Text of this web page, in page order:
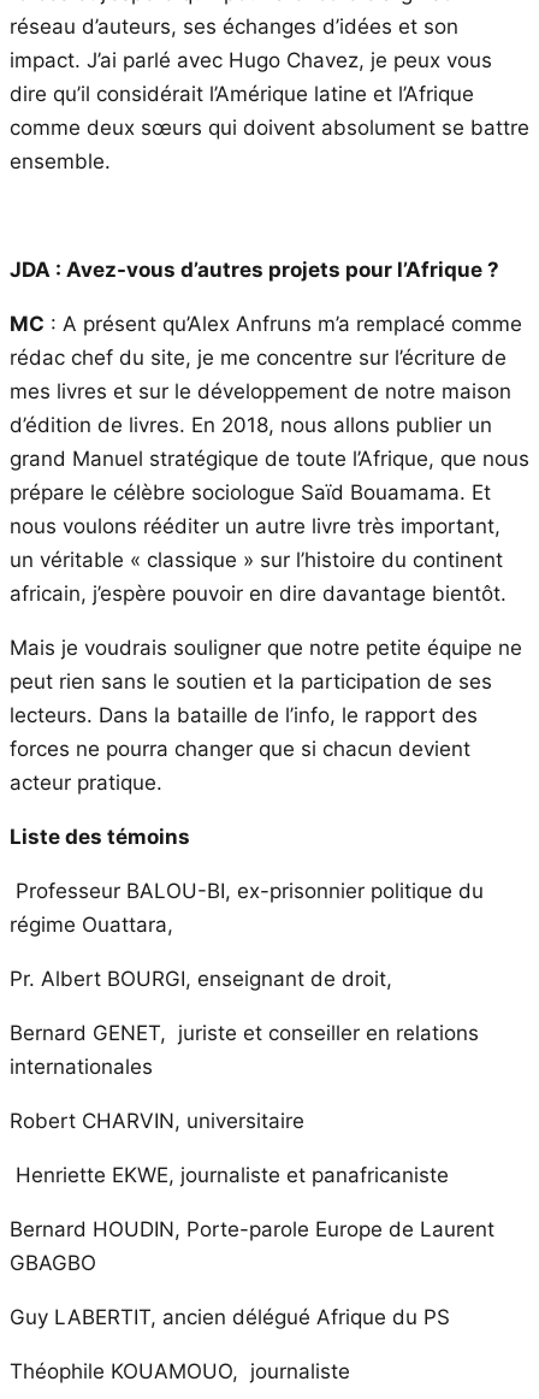
réseau d’auteurs, ses échanges d’idées et son
impact. J’ai parlé avec Hugo Chavez, je peux vous
dire qu’il considérait l’Amérique latine et l’Afrique
comme deux sœurs qui doivent absolument se battre
ensemble.
JDA : Avez-vous d’autres projets pour l’Afrique ?
MC : A présent qu’Alex Anfruns m’a remplacé comme
rédac chef du site, je me concentre sur l’écriture de
mes livres et sur le développement de notre maison
d’édition de livres. En 2018, nous allons publier un
grand Manuel stratégique de toute l’Afrique, que nous
prépare le célèbre sociologue Saïd Bouamama. Et
nous voulons rééditer un autre livre très important,
un véritable « classique » sur l’histoire du continent
africain, j’espère pouvoir en dire davantage bientôt.
Mais je voudrais souligner que notre petite équipe ne
peut rien sans le soutien et la participation de ses
lecteurs. Dans la bataille de l’info, le rapport des
forces ne pourra changer que si chacun devient
acteur pratique.
Liste des témoins
Professeur BALOU-BI, ex-prisonnier politique du
régime Ouattara,
Pr. Albert BOURGI, enseignant de droit,
Bernard GENET, juriste et conseiller en relations
internationales
Robert CHARVIN, universitaire
Henriette EKWE, journaliste et panafricaniste
Bernard HOUDIN, Porte-parole Europe de Laurent
GBAGBO
Guy LABERTIT, ancien délégué Afrique du PS
Théophile KOUAMOUO, journaliste